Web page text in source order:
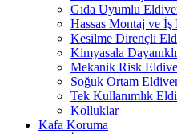
Gıda Uyumlu
Hassas Montaj ve
Kesilme Dirençli
Kimyasala
Mekanik Risk
Soğuk Ortam
Tek Kullanımlık
Kolluklar
Kafa Koruma